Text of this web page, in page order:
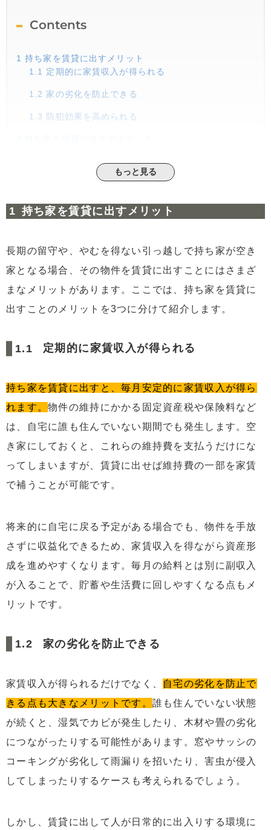
Contents
1 持ち家を賃貸に出すメリット
1.1
定期的に家賃収入が得られる
1.2 家の劣化を防止できる
1.3 防犯効果を高められる
入居者トラブルが発生する可能性がある
3持ち家を賃貸に出すときに知っておきたい3つの契約形
3.1普通借家契約｜契約更新が可能でスタンダードな
いる契約形態
4住宅ローンがある家を賃貸にすることはできる？
5.1持ち家一部賃貸のメリットとデメリット
5.2転勤・出張時に賃貸を検討する方法
6
リロケーションを活用した賃貸運用
6.1リロケーションを利用する流れ
7賃貸物件準備の重要ステップ
8持ち家を賃貸に出すときにかかる税金と確定申告の注意
9まとめ
もっと見る
持ち家を賃貸に出すメリット
長期の留守や、やむを得ない引っ越しで持ち家が空き
家となる場合、その物件を賃貸に出すことにはさまざ
まなメリットがあります。ここでは、持ち家を賃貸に
出すことのメリットを3つに分けて紹介します。
定期的に家賃収入が得られる
持ち家を賃貸に出すと、毎月安定的に家賃収入が得ら
れます。物件の維持にかかる固定資産税や保険料など
は、自宅に誰も住んでいない期間でも発生します。空
き家にしておくと、これらの維持費を支払うだけにな
ってしまいますが、賃貸に出せば維持費の一部を家賃
で補うことが可能です。
将来的に自宅に戻る予定がある場合でも、物件を手放
さずに収益化できるため、家賃収入を得ながら資産形
成を進めやすくなります。毎月の給料とは別に副収入
が入ることで、貯蓄や生活費に回しやすくなる点もメ
リットです。
家の劣化を防止できる
家賃収入が得られるだけでなく、
自宅の劣化を防止で
きる点も大きなメリットです。 誰も住んでいない状態
が続くと、湿気でカビが発生したり、木材や畳の劣化
につながったりする可能性があります。窓やサッシの
コーキングが劣化して雨漏りを招いたり、害虫が侵入
してしまったりするケースも考えられるでしょう。
しかし、賃貸に出して人が日常的に出入りする環境に